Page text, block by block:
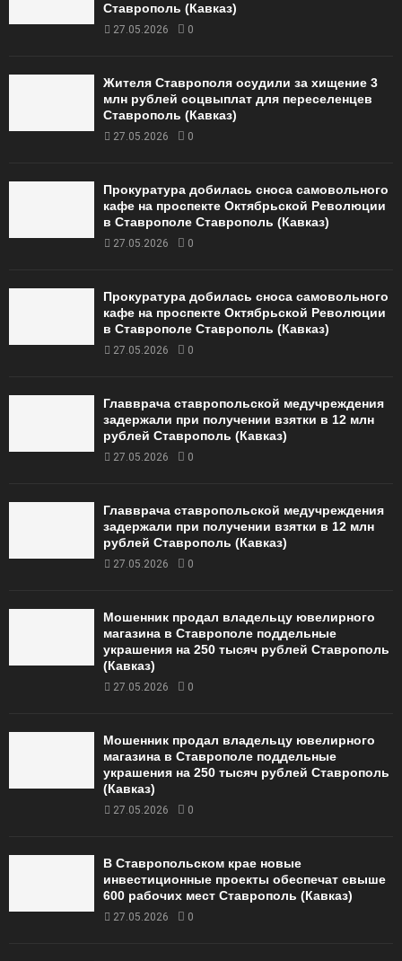
Ставрополь (Кавказ)
27.05.2026 0
Жителя Ставрополя осудили за хищение 3
млн рублей соцвыплат для переселенцев
Ставрополь (Кавказ)
27.05.2026 0
Прокуратура добилась сноса самовольного
кафе на проспекте Октябрьской Революции
в Ставрополе Ставрополь (Кавказ)
27.05.2026 0
Прокуратура добилась сноса самовольного
кафе на проспекте Октябрьской Революции
в Ставрополе Ставрополь (Кавказ)
27.05.2026 0
Главврача ставропольской медучреждения
задержали при получении взятки в 12 млн
рублей Ставрополь (Кавказ)
27.05.2026 0
Главврача ставропольской медучреждения
задержали при получении взятки в 12 млн
рублей Ставрополь (Кавказ)
27.05.2026 0
Мошенник продал владельцу ювелирного
магазина в Ставрополе поддельные
украшения на 250 тысяч рублей Ставрополь
(Кавказ)
27.05.2026 0
Мошенник продал владельцу ювелирного
магазина в Ставрополе поддельные
украшения на 250 тысяч рублей Ставрополь
(Кавказ)
27.05.2026 0
В Ставропольском крае новые
инвестиционные проекты обеспечат свыше
600 рабочих мест Ставрополь (Кавказ)
27.05.2026 0